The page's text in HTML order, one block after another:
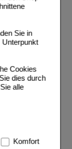
Sie in
Cookies
dies durch
alle
es sich um
Komfort